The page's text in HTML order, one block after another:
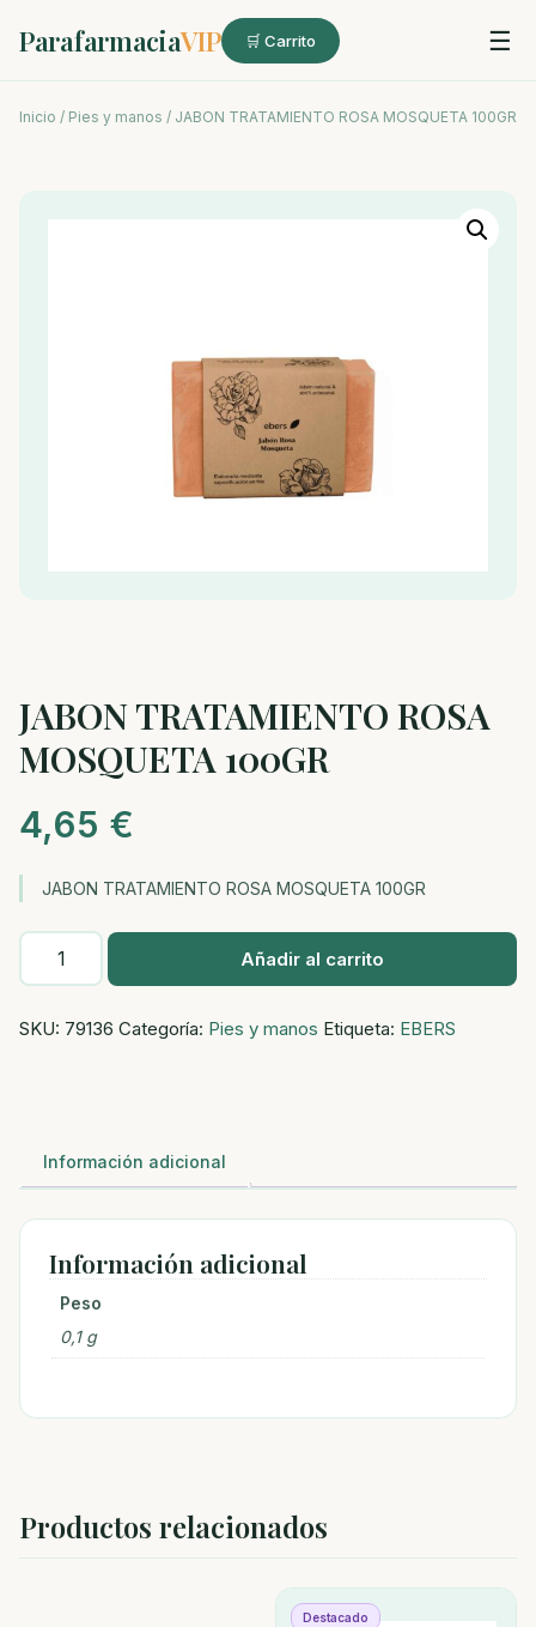
ParafarmaciaVIP 🛒 Carrito ☰
Inicio / Pies y manos / JABON TRATAMIENTO ROSA MOSQUETA 100GR
JABON TRATAMIENTO ROSA
MOSQUETA 100GR
4,65 €
JABON TRATAMIENTO ROSA MOSQUETA 100GR
JABON
TRATAMIENTO
MOSQUETA
Añadir al carrito
SKU: 79136 Categoría: Pies y manos Etiqueta: EBERS
Información adicional
Información adicional
Peso
0,1 g
Productos relacionados
Destacado